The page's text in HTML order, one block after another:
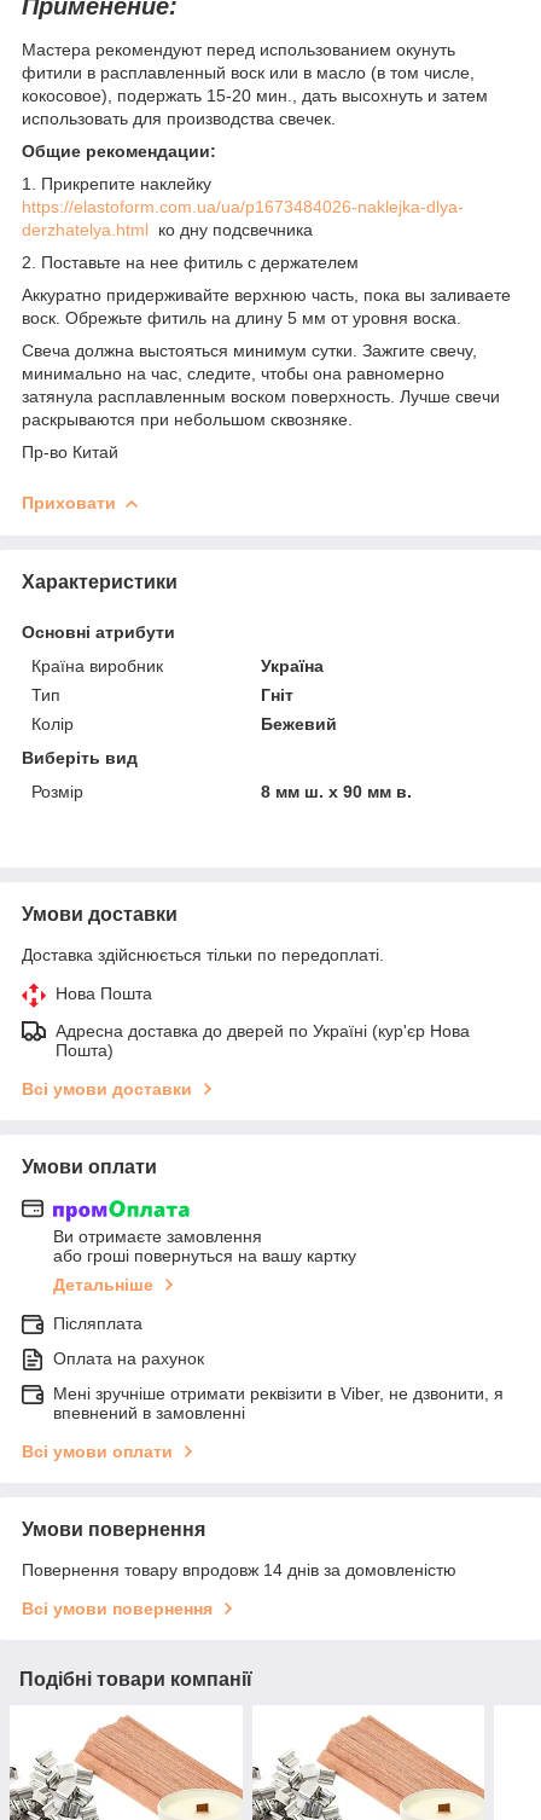
Применение:
Мастера рекомендуют перед использованием окунуть
фитили в расплавленный воск или в масло (в том числе,
кокосовое), подержать 15-20 мин., дать высохнуть и затем
использовать для производства свечек.
Общие рекомендации:
1. Прикрепите наклейку
https://elastoform.com.ua/ua/p1673484026-naklejka-dlya-
derzhatelya.html ко дну подсвечника
2. Поставьте на нее фитиль с держателем
Аккуратно придерживайте верхнюю часть, пока вы заливаете
воск. Обрежьте фитиль на длину 5 мм от уровня воска.
Свеча должна выстояться минимум сутки. Зажгите свечу,
минимально на час, следите, чтобы она равномерно
затянула расплавленным воском поверхность. Лучше свечи
раскрываются при небольшом сквозняке.
Пр-во Китай
Приховати
Характеристики
Основні атрибути
Країна виробник
Україна
Тип
Гніт
Колір
Бежевий
Виберіть вид
Розмір
8 мм ш. х 90 мм в.
Умови доставки
Доставка здійснюється тільки по передоплаті.
Нова Пошта
Адресна доставка до дверей по Україні (кур'єр Нова
Пошта)
Всі умови доставки
Умови оплати
Ви отримаєте замовлення
або гроші повернуться на вашу картку
Детальніше
Післяплата
Оплата на рахунок
Мені зручніше отримати реквізити в Viber, не дзвонити, я
впевнений в замовленні
Всі умови оплати
Умови повернення
Повернення товару впродовж 14 днів за домовленістю
Всі умови повернення
Подібні товари компанії